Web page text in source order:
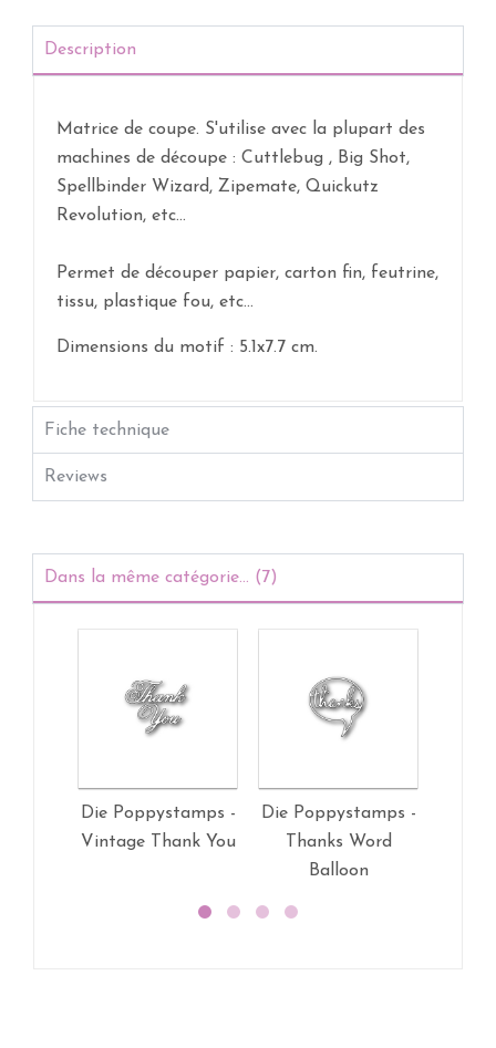
Description
Matrice de coupe. S'utilise avec la plupart des
machines de découpe : Cuttlebug , Big Shot,
Spellbinder Wizard, Zipemate, Quickutz
Revolution, etc...
Permet de découper papier, carton fin, feutrine,
tissu, plastique fou, etc...
Dimensions du motif : 5.1x7.7 cm.
Fiche technique
Reviews
Dans la même catégorie... (7)
Die Poppystamps -
Vintage Thank You
Die Poppystamps -
Thanks Word
Balloon